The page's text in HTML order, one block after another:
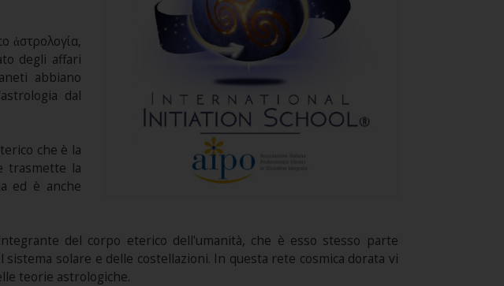
ἀστρολογία,
degli affari
abbiano
dal
che è la
trasmette la
ed è anche
del corpo eterico dell'umanità, che è esso stesso parte
solare e delle costellazioni. In questa rete cosmica dorata vi
teorie astrologiche.